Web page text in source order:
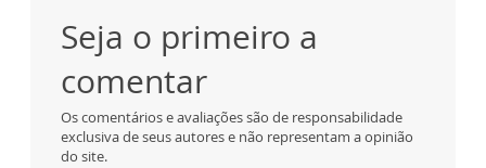
Seja o primeiro a
comentar
Os comentários e avaliações são de responsabilidade
exclusiva de seus autores e não representam a opinião
do site.